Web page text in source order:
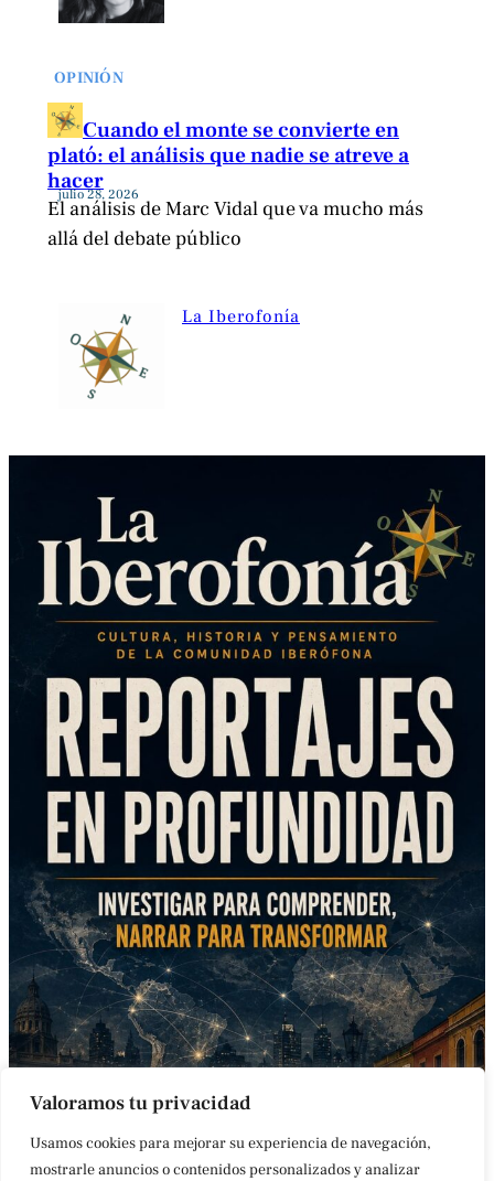
Valoramos tu privacidad
Usamos cookies para mejorar su experiencia de navegación,
mostrarle anuncios o contenidos personalizados y analizar
OPINIÓN
Cuando el monte se convierte en
plató: el análisis que nadie se atreve a
hacer
julio 28, 2026
El análisis de Marc Vidal que va mucho más
allá del debate público
La Iberofonía